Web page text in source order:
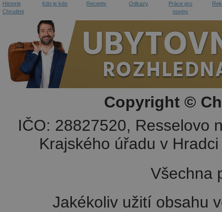
Historie
Chrudimi
Kdo je kdo Recepty Odkazy
Práce pro
noviny
Copyright ©
IČO: 28827520, Resselovo
Krajského úřadu v
Všechna
Jakékoliv užití obsahu